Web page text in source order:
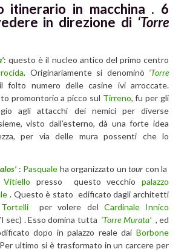
itinerario in macchina . 6
in direzione di ‘Torre
: questo è il nucleo antico del primo centro
. Originariamente si denominò ‘Torre
folto numero delle casine ivi arroccate.
promontorio a picco sul Tirreno, fu per gli
agli attacchi dei nemici per diverse
visto dall’esterno, dà una forte idea
per via delle mura possenti che lo
: Pasquale ha organizzato un tour con la
Vitiello presso questo vecchiopalazzo
. Questo è stato edificato dagli architetti
per volere del Cardinale Innico
sec) . Esso domina tutta ‘Torre Murata’, ed
dopo in palazzo reale dai Borbone
ultimo si è trasformato in un carcere per